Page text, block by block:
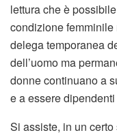
lettura che è
condizione
delega temporanea
dell’uomo ma
donne continuano a
e a essere
Si assiste, in un